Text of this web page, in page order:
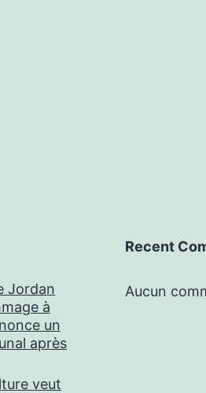
Jordan
à
un
après
veut
Recent
Aucun